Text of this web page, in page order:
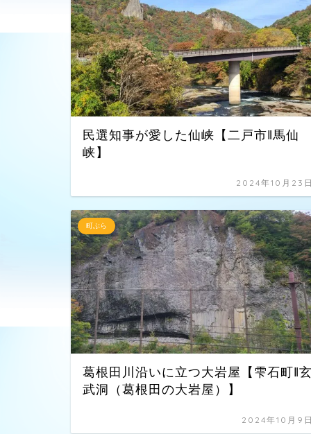
民選知事が愛した仙峡【二戸市‖馬仙
峡】
2024年10月23日
町ぶら
葛根田川沿いに立つ大岩屋【雫石町‖玄
武洞（葛根田の大岩屋）】
2024年10月9日